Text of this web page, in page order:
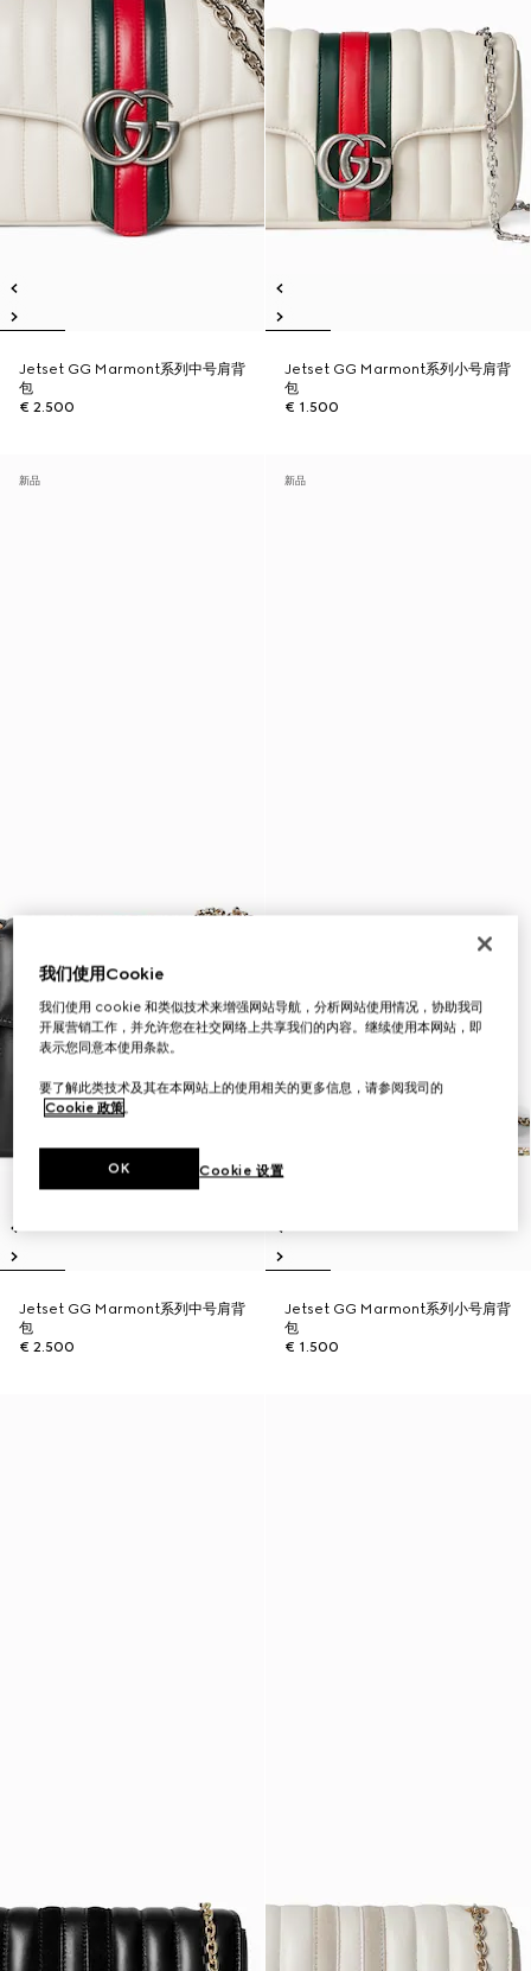
Jetset GG Marmont系列中号肩背
包
€ 2.500
Jetset GG Marmont系列小号肩背
包
€ 1.500
新品
Jetset GG Marmont系列中号肩背
包
€ 2.500
新品
Jetset GG Marmont系列小号肩背
包
€ 1.500
我们使用Cookie
我们使用 cookie 和类似技术来增强网站导航，分析网站使用情况，协助我司
开展营销工作，并允许您在社交网络上共享我们的内容。继续使用本网站，即
表示您同意本使用条款。
要了解此类技术及其在本网站上的使用相关的更多信息，请参阅我司的
Cookie 政策。
Cookie 设置
OK